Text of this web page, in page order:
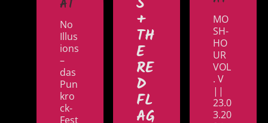
AT
No
Illus
ions
–
das
Pun
kro
ck-
Fest
+
TH
E
RE
D
FL
AG
MO
SH-
HO
UR
VOL
. V
||
23.0
3.20